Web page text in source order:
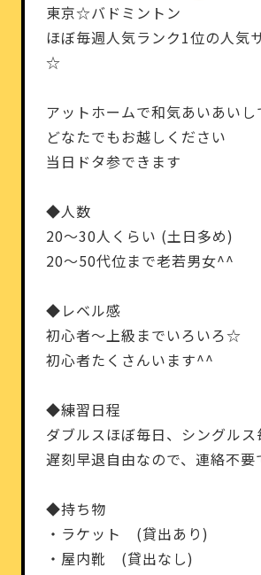
東京☆バドミントン
ほぼ毎週人気ランク1位の人気
☆
アットホームで和気あいあい
どなたでもお越しください
当日ドタ参できます
◆人数
20～30人くらい (土日多め)
20～50代位まで老若男女^^
◆レベル感
初心者～上級までいろいろ☆
初心者たくさんいます^^
◆練習日程
ダブルスほぼ毎日、シングルス
遅刻早退自由なので、連絡不
◆持ち物
・ラケット (貸出あり)
・屋内靴 (貸出なし)